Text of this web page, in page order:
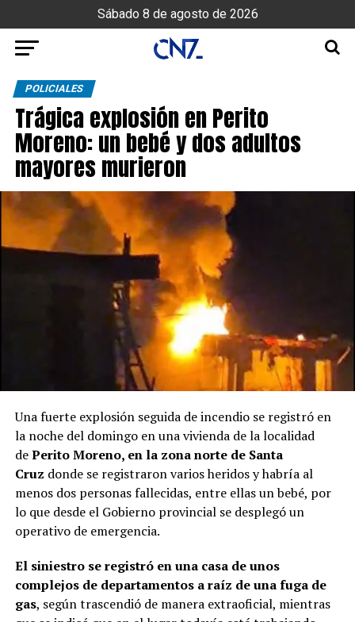
Sábado 8 de agosto de 2026
POLICIALES
Trágica explosión en Perito
Moreno: un bebé y dos adultos
mayores murieron
Una fuerte explosión seguida de incendio se registró en
la noche del domingo en una vivienda de la localidad
dePerito Moreno, en la zona norte de Santa
Cruz donde se registraron varios heridos y habría al
menos dos personas fallecidas, entre ellas un bebé, por
lo que desde el Gobierno provincial se desplegó un
operativo de emergencia.
El siniestro se registró en una casa de unos
complejos de departamentos a raíz de una fuga de
gas, según trascendió de manera extraoficial, mientras